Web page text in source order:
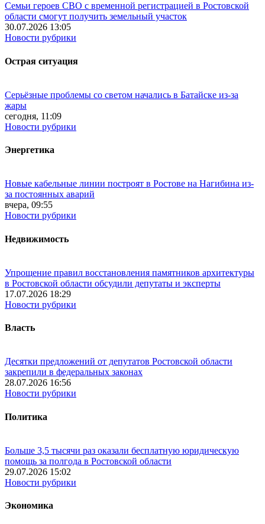
Семьи героев СВО с временной регистрацией в Ростовской
области смогут получить земельный участок
30.07.2026 13:05
Новости рубрики
Острая ситуация
Серьёзные проблемы со светом начались в Батайске из-за
жары
сегодня, 11:09
Новости рубрики
Энергетика
Новые кабельные линии построят в Ростове на Нагибина из-
за постоянных аварий
вчера, 09:55
Новости рубрики
Недвижимость
Упрощение правил восстановления памятников архитектуры
в Ростовской области обсудили депутаты и эксперты
17.07.2026 18:29
Новости рубрики
Власть
Десятки предложений от депутатов Ростовской области
закрепили в федеральных законах
28.07.2026 16:56
Новости рубрики
Политика
Больше 3,5 тысячи раз оказали бесплатную юридическую
помощь за полгода в Ростовской области
29.07.2026 15:02
Новости рубрики
Экономика